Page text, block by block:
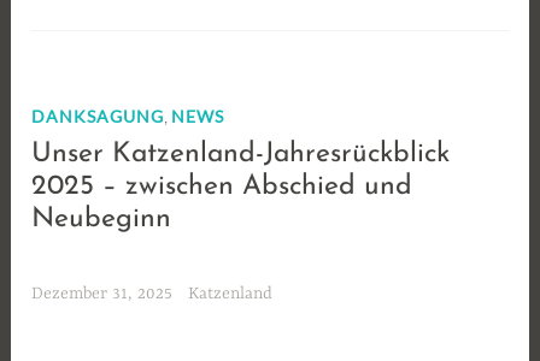
DANKSAGUNG NEWS
Unser Katzenland-Jahresrückblick
2025 – zwischen Abschied und
Neubeginn
Dezember 31, 2025 Katzenland